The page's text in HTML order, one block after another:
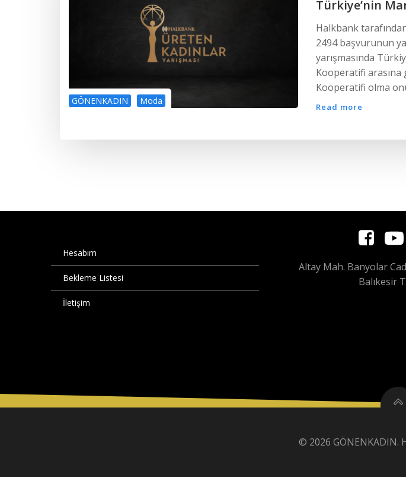
GÖNENKADIN Moda
Türkiye’nin
Halkbank
2494 başvurunun
yarışmasında
Kooperatifi
Kooperatifi olma
Read more
Hesabım
Bekleme Listesi
İletişim
Altay Mah. Banyolar
Balıkesir
© 2026 GÖNENKADIN.